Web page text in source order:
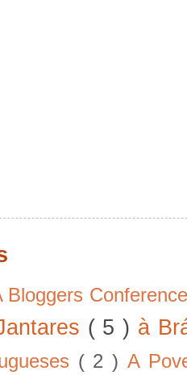
Bloggers
( 5 ) à
( 2 )A